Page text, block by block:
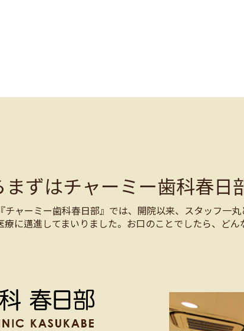
ずはチャーミー歯科春日
ャーミー歯科春日部』では、開院以来、スタッフ一
に邁進してまいりました。お口のことでしたら、どん